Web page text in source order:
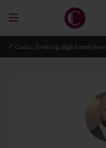
Autodesk Platinum Partner